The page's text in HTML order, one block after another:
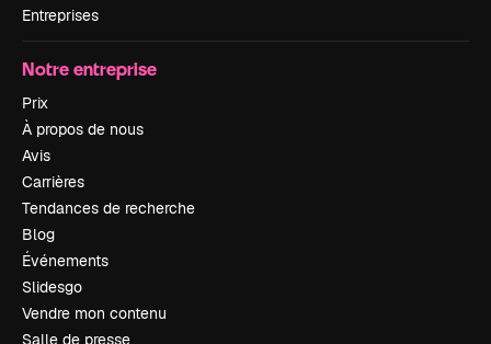
Entreprises
Notre entreprise
Prix
À propos de nous
Avis
Carrières
Tendances de recherche
Blog
Événements
Slidesgo
Vendre mon contenu
Salle de presse